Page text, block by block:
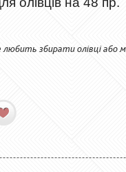
збирати олівці або